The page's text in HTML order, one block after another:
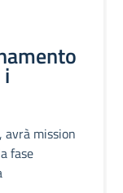
i
mission
fase